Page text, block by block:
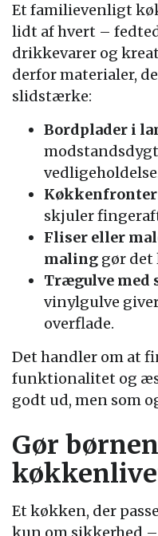
Et familievenligt
lidt af hvert –
drikkevarer og
derfor materialer,
slidstærke:
Bordplader i
Køkkenfronter
skjuler
Fliser eller
maling gør det
Trægulve
vinylgulve
overflade.
Det handler om at
funktionalitet og
godt ud, men som
Gør
Et køkken, der